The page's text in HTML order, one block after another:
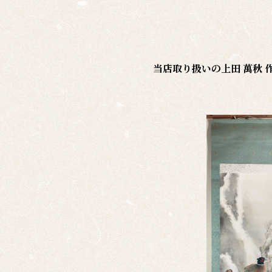
当店取り扱いの 上田 萬秋